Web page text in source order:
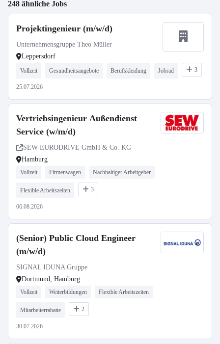
248 ähnliche Jobs
Projektingenieur (m/w/d)
Unternehmensgruppe Theo Müller
Leppersdorf
Vollzeit Gesundheitsangebote Berufskleidung Jobrad 3
25.07.2026
Vertriebsingenieur Außendienst
Service (w/m/d)
SEW-EURODRIVE GmbH & Co. KG
Hamburg
Vollzeit Firmenwagen Nachhaltiger Arbeitgeber
Flexible Arbeitszeiten 3
06.08.2026
(Senior) Public Cloud Engineer
(m/w/d)
SIGNAL IDUNA Gruppe
Dortmund, Hamburg
Vollzeit Weiterbildungen Flexible Arbeitszeiten
Mitarbeiterrabatte 2
30.07.2026